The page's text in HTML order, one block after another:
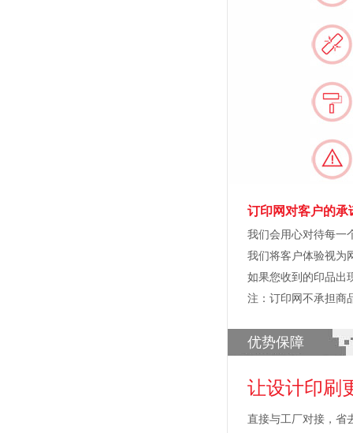
订印网对客户的承
我们会用心对待每一
我们将客户体验视为
如果您收到的印品出
注：订印网不承担商
优势保障
让设计印刷
直接与工厂对接，省